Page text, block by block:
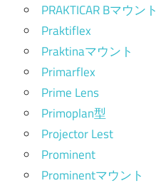
PRAKTICAR Bマウント
Praktiflex
Praktinaマウント
Primarflex
Prime Lens
Primoplan型
Projector Lest
Prominent
Prominentマウント